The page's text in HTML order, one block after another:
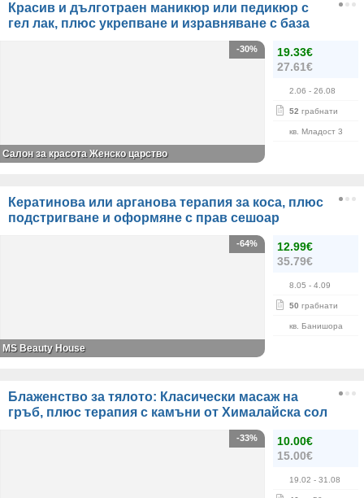
Красив и дълготраен маникюр или педикюр с
гел лак, плюс укрепване и изравняване с база
19.33€
27.61€
2.06 - 26.08
52 грабнати
кв. Младост 3
-30%
Салон за красота Женско царство
Кератинова или арганова терапия за коса, плюс
подстригване и оформяне с прав сешоар
12.99€
35.79€
8.05 - 4.09
50 грабнати
кв. Банишора
-64%
МS Beauty House
Блаженство за тялото: Класически масаж на
гръб, плюс терапия с камъни от Хималайска сол
10.00€
15.00€
19.02 - 31.08
-33%